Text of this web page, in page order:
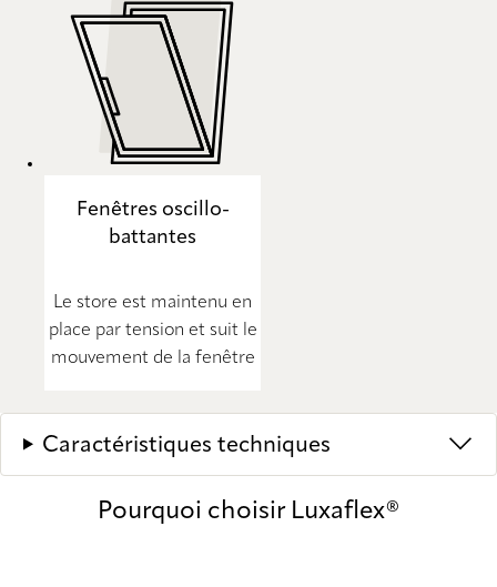
Fenêtres oscillo-
battantes
Le store est maintenu en
place par tension et suit le
mouvement de la fenêtre
Caractéristiques techniques
Pourquoi choisir Luxaflex®